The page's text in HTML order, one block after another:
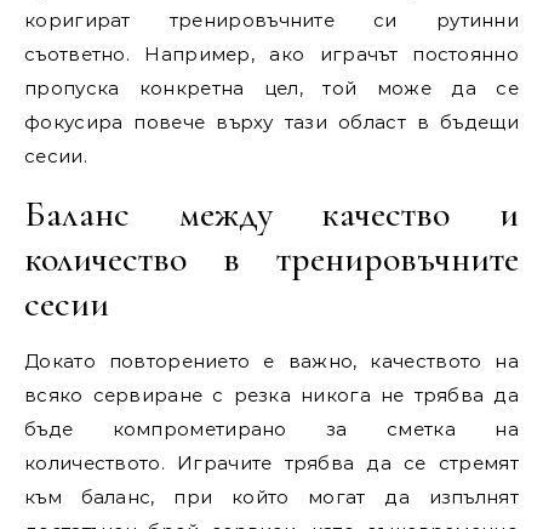
коригират тренировъчните си рутинни
съответно. Например, ако играчът постоянно
пропуска конкретна цел, той може да се
фокусира повече върху тази област в бъдещи
сесии.
Баланс между качество и
количество в тренировъчните
сесии
Докато повторението е важно, качеството на
всяко сервиране с резка никога не трябва да
бъде компрометирано за сметка на
количеството. Играчите трябва да се стремят
към баланс, при който могат да изпълнят